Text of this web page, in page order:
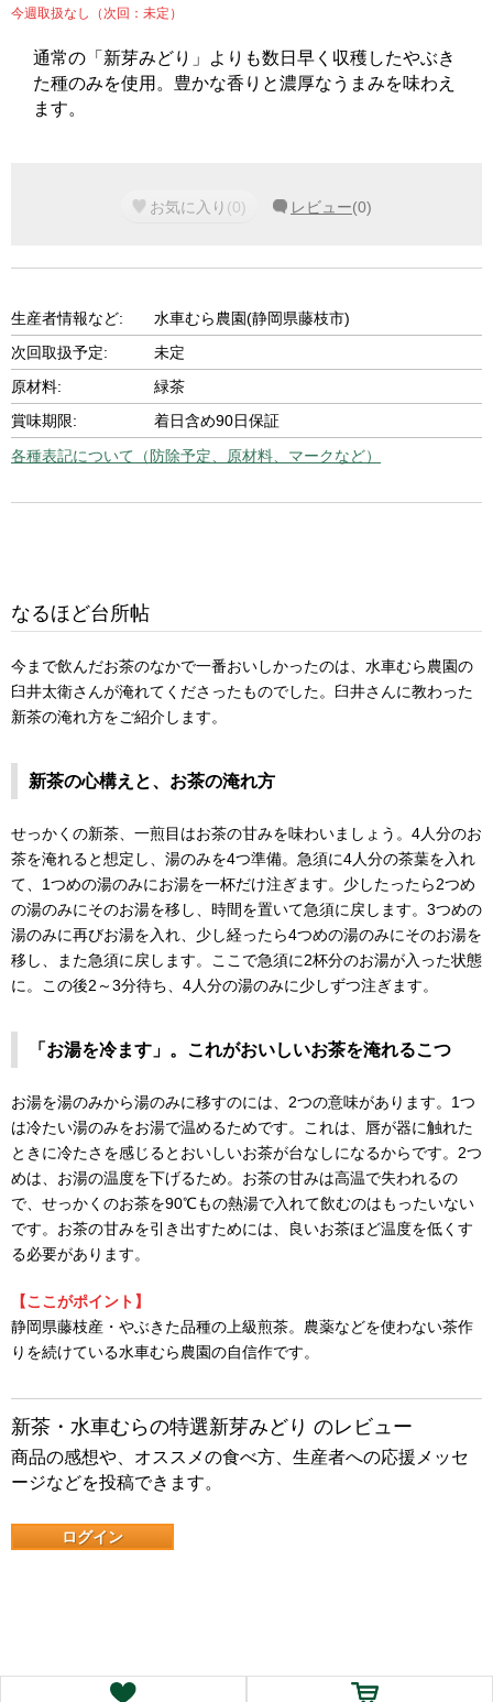
今週取扱なし（次回：未定）
通常の「新芽みどり」よりも数日早く収穫したやぶき
た種のみを使用。豊かな香りと濃厚なうまみを味わえ
ます。
お気に入り (0) レビュー(0)
生産者情報など:
水車むら農園(静岡県藤枝市)
次回取扱予定:
未定
原材料:
緑茶
賞味期限:
着日含め90日保証
各種表記について（防除予定、原材料、マークなど）
なるほど台所帖
今まで飲んだお茶のなかで一番おいしかったのは、水車むら農園の
臼井太衛さんが淹れてくださったものでした。臼井さんに教わった
新茶の淹れ方をご紹介します。
新茶の心構えと、お茶の淹れ方
せっかくの新茶、一煎目はお茶の甘みを味わいましょう。4人分のお
茶を淹れると想定し、湯のみを4つ準備。急須に4人分の茶葉を入れ
て、1つめの湯のみにお湯を一杯だけ注ぎます。少したったら2つめ
の湯のみにそのお湯を移し、時間を置いて急須に戻します。3つめの
湯のみに再びお湯を入れ、少し経ったら4つめの湯のみにそのお湯を
移し、また急須に戻します。ここで急須に2杯分のお湯が入った状態
に。この後2～3分待ち、4人分の湯のみに少しずつ注ぎます。
「お湯を冷ます」。これがおいしいお茶を淹れるこつ
お湯を湯のみから湯のみに移すのには、2つの意味があります。1つ
は冷たい湯のみをお湯で温めるためです。これは、唇が器に触れた
ときに冷たさを感じるとおいしいお茶が台なしになるからです。2つ
めは、お湯の温度を下げるため。お茶の甘みは高温で失われるの
で、せっかくのお茶を90℃もの熱湯で入れて飲むのはもったいない
です。お茶の甘みを引き出すためには、良いお茶ほど温度を低くす
る必要があります。
【ここがポイント】
静岡県藤枝産・やぶきた品種の上級煎茶。農薬などを使わない茶作
りを続けている水車むら農園の自信作です。
新茶・水車むらの特選新芽みどり のレビュー
商品の感想や、オススメの食べ方、生産者への応援メッセ
ージなどを投稿できます。
ログイン